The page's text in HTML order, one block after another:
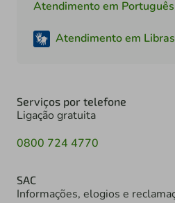
Atendimento em Português
Atendimento em Libras
Serviços por telefone
Ligação gratuita
0800 724 4770
SAC
Informações, elogios e